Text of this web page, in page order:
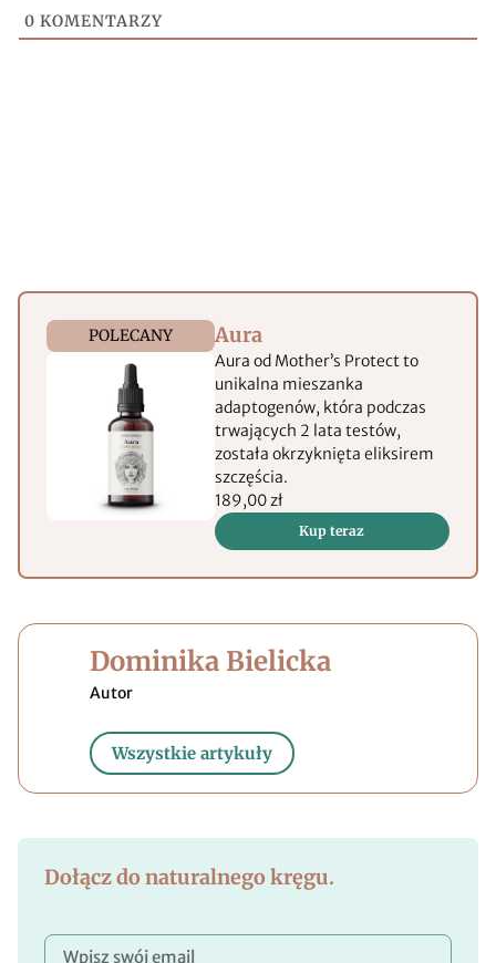
0 KOMENTARZY
POLECANY Aura
Aura od Mother’s Protect to
unikalna mieszanka
adaptogenów, która podczas
trwających 2 lata testów,
została okrzyknięta eliksirem
szczęścia.
189,00 zł
Kup teraz
Dominika Bielicka
Wszystkie artykuły
Dołącz do naturalnego kręgu.